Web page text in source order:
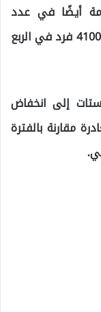
أيضًا في عدد
العائدين إلى بلدانهم، حيث تم إعادة نحو 4100 فرد في الربع
إلى انخفاض
مقارنة بالفترة